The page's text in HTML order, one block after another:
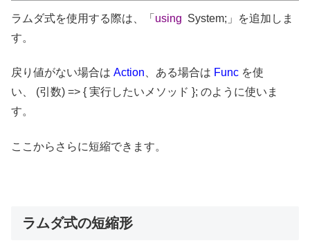
ラムダ式を使用する際は、「 using System;」を追加しま
す。
戻り値がない場合は Action 、ある場合は Func を使
い、 (引数) => { 実行したいメソッド }; のように使いま
す。
ここからさらに短縮できます。
ラムダ式の短縮形